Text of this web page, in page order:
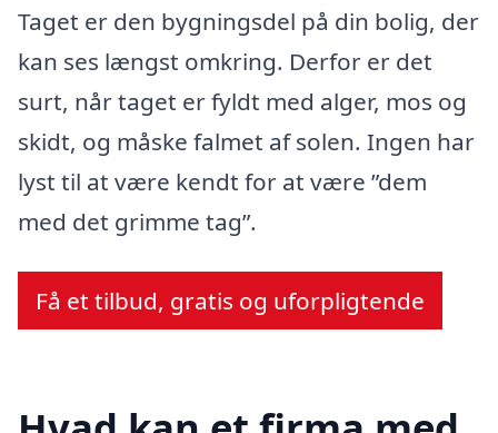
Taget er den bygningsdel på din bolig, der
kan ses længst omkring. Derfor er det
surt, når taget er fyldt med alger, mos og
skidt, og måske falmet af solen. Ingen har
lyst til at være kendt for at være ”dem
med det grimme tag”.
Få et tilbud, gratis og uforpligtende